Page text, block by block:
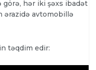
görə, hər iki şəxs ibadət
ərazidə avtomobillə
təqdim edir: